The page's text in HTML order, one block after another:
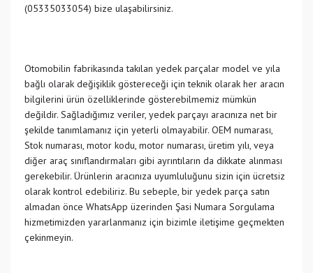
(05335033054) bize ulaşabilirsiniz.
Otomobilin fabrikasında takılan yedek parçalar model ve yıla
bağlı olarak değişiklik göstereceği için teknik olarak her aracın
bilgilerini ürün özelliklerinde gösterebilmemiz mümkün
değildir. Sağladığımız veriler, yedek parçayı aracınıza net bir
şekilde tanımlamanız için yeterli olmayabilir. OEM numarası,
Stok numarası, motor kodu, motor numarası, üretim yılı, veya
diğer araç sınıflandırmaları gibi ayrıntıların da dikkate alınması
gerekebilir. Ürünlerin aracınıza uyumluluğunu sizin için ücretsiz
olarak kontrol edebiliriz. Bu sebeple, bir yedek parça satın
almadan önce WhatsApp üzerinden Şasi Numara Sorgulama
hizmetimizden yararlanmanız için bizimle iletişime geçmekten
çekinmeyin.